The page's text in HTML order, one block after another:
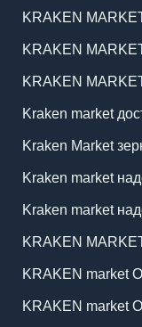
KRAKEN
KRAKEN
KRAKEN
Kraken market
Kraken Market
Kraken market
Kraken market
KRAKEN
KRAKEN market
KRAKEN market